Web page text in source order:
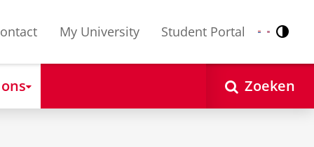
My University Student Portal Nederlands
English
Zoeken